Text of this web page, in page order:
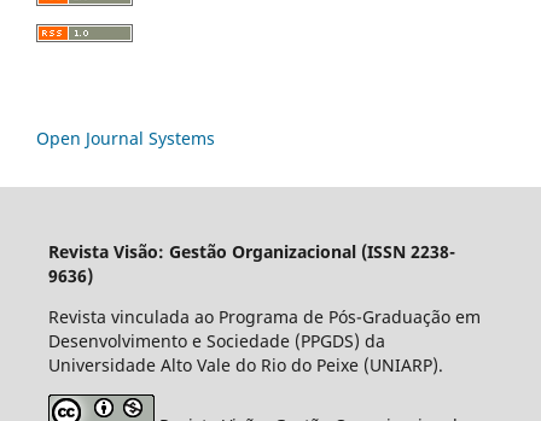
Open Journal Systems
Revista Visão: Gestão Organizacional (ISSN 2238-
9636)
Revista vinculada ao Programa de Pós-Graduação em
Desenvolvimento e Sociedade (PPGDS) da
Universidade Alto Vale do Rio do Peixe (UNIARP).